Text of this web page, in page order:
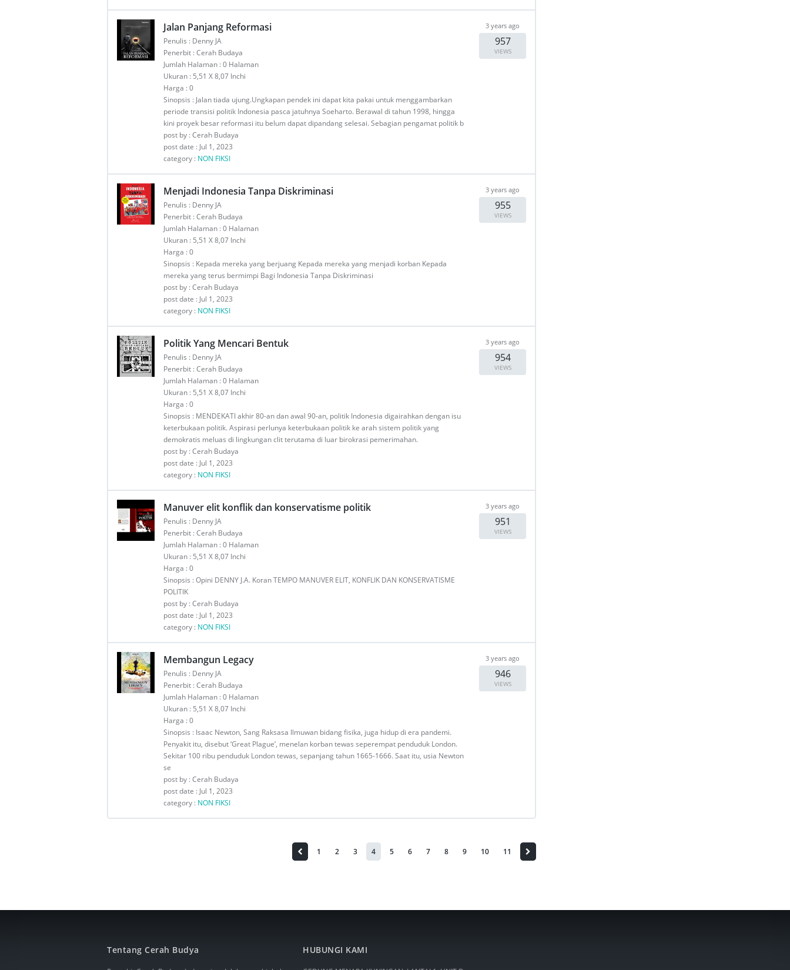
Jalan Panjang Reformasi
Penulis : Denny JA
Penerbit : Cerah Budaya
Jumlah Halaman : 0 Halaman
Ukuran : 5,51 X 8,07 Inchi
Harga : 0
Sinopsis : Jalan tiada ujung.Ungkapan pendek ini dapat kita pakai untuk menggambarkan
periode transisi politik Indonesia pasca jatuhnya Soeharto. Berawal di tahun 1998, hingga
kini proyek besar reformasi itu belum dapat dipandang selesai. Sebagian pengamat politik b
post by : Cerah Budaya
post date : Jul 1, 2023
category : NON FIKSI
3 years ago
957
VIEWS
Menjadi Indonesia Tanpa Diskriminasi
Penulis : Denny JA
Penerbit : Cerah Budaya
Jumlah Halaman : 0 Halaman
Ukuran : 5,51 X 8,07 Inchi
Harga : 0
Sinopsis : Kepada mereka yang berjuang Kepada mereka yang menjadi korban Kepada
mereka yang terus bermimpi Bagi Indonesia Tanpa Diskriminasi
post by : Cerah Budaya
post date : Jul 1, 2023
category : NON FIKSI
3 years ago
955
VIEWS
Politik Yang Mencari Bentuk
Penulis : Denny JA
Penerbit : Cerah Budaya
Jumlah Halaman : 0 Halaman
Ukuran : 5,51 X 8,07 Inchi
Harga : 0
Sinopsis : MENDEKATI akhir 80-an dan awal 90-an, politik Indonesia digairahkan dengan isu
keterbukaan politik. Aspirasi perlunya keterbukaan politik ke arah sistem politik yang
demokratis meluas di lingkungan clit terutama di luar birokrasi pemerimahan.
post by : Cerah Budaya
post date : Jul 1, 2023
category : NON FIKSI
3 years ago
954
VIEWS
Manuver elit konflik dan konservatisme politik
Penulis : Denny JA
Penerbit : Cerah Budaya
Jumlah Halaman : 0 Halaman
Ukuran : 5,51 X 8,07 Inchi
Harga : 0
Sinopsis : Opini DENNY J.A. Koran TEMPO MANUVER ELIT, KONFLIK DAN KONSERVATISME
POLITIK
post by : Cerah Budaya
post date : Jul 1, 2023
category : NON FIKSI
3 years ago
951
VIEWS
Membangun Legacy
Penulis : Denny JA
Penerbit : Cerah Budaya
Jumlah Halaman : 0 Halaman
Ukuran : 5,51 X 8,07 Inchi
Harga : 0
Sinopsis : Isaac Newton, Sang Raksasa Ilmuwan bidang fisika, juga hidup di era pandemi.
Penyakit itu, disebut ‘Great Plague’, menelan korban tewas seperempat penduduk London.
Sekitar 100 ribu penduduk London tewas, sepanjang tahun 1665-1666. Saat itu, usia Newton
se
post by : Cerah Budaya
post date : Jul 1, 2023
category : NON FIKSI
3 years ago
946
VIEWS
1 2 3 4 5 6 7 8 9 10 11
Tentang Cerah Budya HUBUNGI KAMI